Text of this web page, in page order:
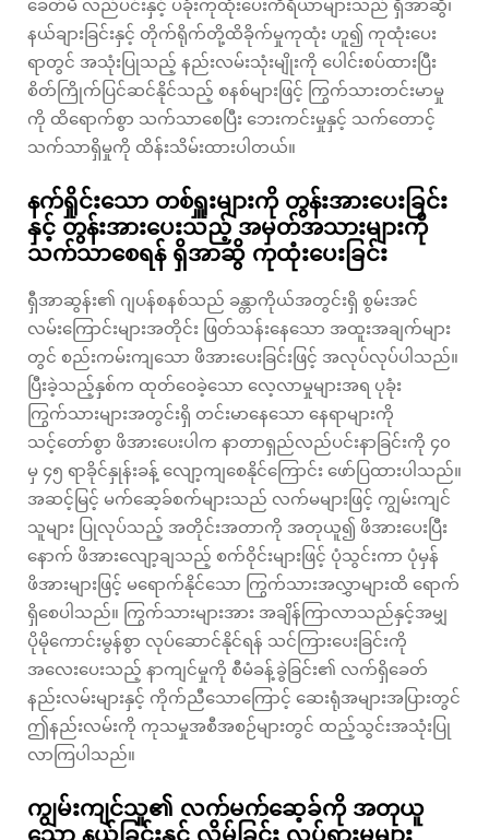
ခေတ်မီ လည်ပင်းနှင့် ပခုံးကုထုံးပေးကိရိယာများသည် ရှိအာဆွိ၊
နယ်ချားခြင်းနှင့် တိုက်ရိုက်တို့ထိခိုက်မှုကုထုံး ဟူ၍ ကုထုံးပေး
ရာတွင် အသုံးပြုသည့် နည်းလမ်းသုံးမျိုးကို ပေါင်းစပ်ထားပြီး
စိတ်ကြိုက်ပြင်ဆင်နိုင်သည့် စနစ်များဖြင့် ကြွက်သားတင်းမာမှု
ကို ထိရောက်စွာ သက်သာစေပြီး ဘေးကင်းမှုနှင့် သက်တောင့်
သက်သာရှိမှုကို ထိန်းသိမ်းထားပါတယ်။
နက်ရှိုင်းသော တစ်ရှူးများကို တွန်းအားပေးခြင်း
နှင့် တွန်းအားပေးသည့် အမှတ်အသားများကို
သက်သာစေရန် ရှိအာဆွိ ကုထုံးပေးခြင်း
ရှီအာဆွန်း၏ ဂျပန်စနစ်သည် ခန္တာကိုယ်အတွင်းရှိ စွမ်းအင်
လမ်းကြောင်းများအတိုင်း ဖြတ်သန်းနေသော အထူးအချက်များ
တွင် စည်းကမ်းကျသော ဖိအားပေးခြင်းဖြင့် အလုပ်လုပ်ပါသည်။
ပြီးခဲ့သည့်နှစ်က ထုတ်ဝေခဲ့သော လေ့လာမှုများအရ ပုခုံး
ကြွက်သားများအတွင်းရှိ တင်းမာနေသော နေရာများကို
သင့်တော်စွာ ဖိအားပေးပါက နာတာရှည်လည်ပင်းနာခြင်းကို ၄၀
မှ ၄၅ ရာခိုင်နှုန်းခန့် လျော့ကျစေနိုင်ကြောင်း ဖော်ပြထားပါသည်။
အဆင့်မြင့် မက်ဆေ့ခ်စက်များသည် လက်မများဖြင့် ကျွမ်းကျင်
သူများ ပြုလုပ်သည့် အတိုင်းအတာကို အတုယူ၍ ဖိအားပေးပြီး
နောက် ဖိအားလျော့ချသည့် စက်ဝိုင်းများဖြင့် ပုံသွင်းကာ ပုံမှန်
ဖိအားများဖြင့် မရောက်နိုင်သော ကြွက်သားအလွှာများထိ ရောက်
ရှိစေပါသည်။ ကြွက်သားများအား အချိန်ကြာလာသည်နှင့်အမျှ
ပိုမိုကောင်းမွန်စွာ လုပ်ဆောင်နိုင်ရန် သင်ကြားပေးခြင်းကို
အလေးပေးသည့် နာကျင်မှုကို စီမံခန့်ခွဲခြင်း၏ လက်ရှိခေတ်
နည်းလမ်းများနှင့် ကိုက်ညီသောကြောင့် ဆေးရုံအများအပြားတွင်
ဤနည်းလမ်းကို ကုသမှုအစီအစဉ်များတွင် ထည့်သွင်းအသုံးပြု
လာကြပါသည်။
ကျွမ်းကျင်သူ၏ လက်မက်ဆေ့ခ်ကို အတုယူ
သော နယ်ခြင်းနှင့် လှိမ့်ခြင်း လှုပ်ရှားမှုများ